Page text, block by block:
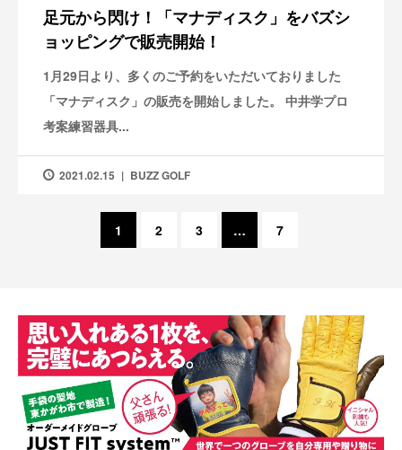
足元から閃け！「マナディスク」をバズシ
ョッピングで販売開始！
1月29日より、多くのご予約をいただいておりました
「マナディスク」の販売を開始しました。 中井学プロ
考案練習器具...
2021.02.15 BUZZ GOLF
1 2 3 … 7